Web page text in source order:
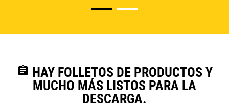
assignment HAY FOLLETOS DE PRODUCTOS Y
MUCHO MÁS LISTOS PARA LA
DESCARGA.